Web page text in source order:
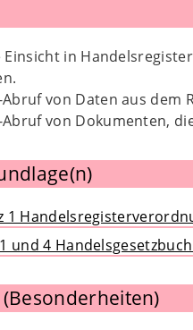
Einsicht in
von Daten aus dem
von Dokumenten,
1
und 4